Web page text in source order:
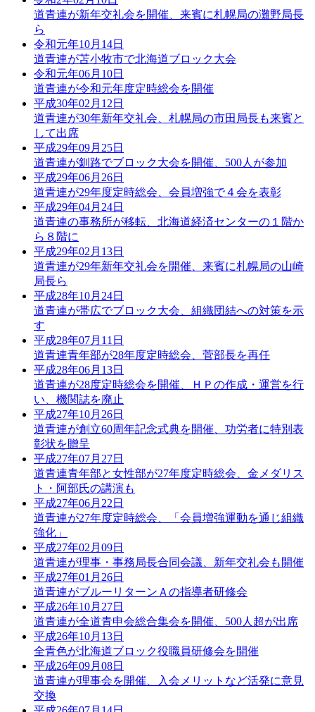
道青連が新年交礼会を開催、来賓に札幌局の灘野局長
ら
令和元年10月14日
道青連が苫小牧市で北海道ブロック大会
令和元年06月10日
道青連が令和元年度定時総会を開催
平成30年02月12日
道青連が30年新年交礼会、札幌局の市田局長も来賓と
して出席
平成29年09月25日
道青連が釧路でブロック大会を開催、500人が参加
平成29年06月26日
道青連が29年度定時総会、会員増強で４会を表彰
平成29年04月24日
道青連の事務所が移転、北海道経済センターの１階か
ら８階に
平成29年02月13日
道青連が29年新年交礼会を開催、来賓に札幌局の山崎
局長ら
平成28年10月24日
道青連が帯広でブロック大会、組織団結への対策を示
す
平成28年07月11日
道青連青年部が28年度定時総会、菅部長を再任
平成28年06月13日
道青連が28度定時総会を開催、ＨＰの作成・運営を行
い、機関誌を廃止
平成27年10月26日
道青連が創立60周年記念式典を開催、功労者に特別表
彰状を贈呈
平成27年07月27日
道青連青年部と女性部が27年度定時総会、金メダリス
ト・阿部氏の講演も
平成27年06月22日
道青連が27年度定時総会、「会員増強運動を通じ組織
強化」
平成27年02月09日
道青連が理事・事務局長合同会議、新年交礼会も開催
平成27年01月26日
道青連がブルーリターンＡの指導者研修会
平成26年10月27日
道青連が全道青申会総合集会を開催、500人超が出席
平成26年10月13日
全青色が北海道ブロック役職員研修会を開催
平成26年09月08日
道青連が理事会を開催、入会メリットなど活発に意見
交換